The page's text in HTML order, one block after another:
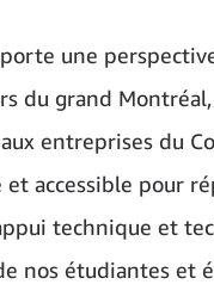
une
du grand
entreprises du
accessible pour
technique et
nos étudiantes et